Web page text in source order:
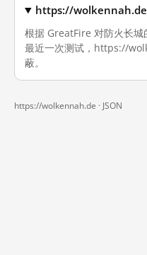
https://wolkennah.de
根据 GreatFire 对防火长
最近一次测试，https://
蔽。
https://wolkennah.de · JSON